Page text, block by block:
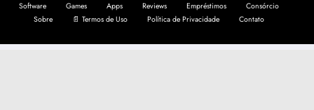
Software
Games Apps Reviews Empréstimos
Consórcio
Sobre
📄 Termos de Uso Política de Privacidade Contato